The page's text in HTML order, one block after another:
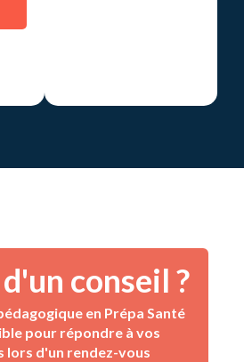
conseil ?
en Prépa Santé
pour répondre à vos
lors d'un rendez-vous